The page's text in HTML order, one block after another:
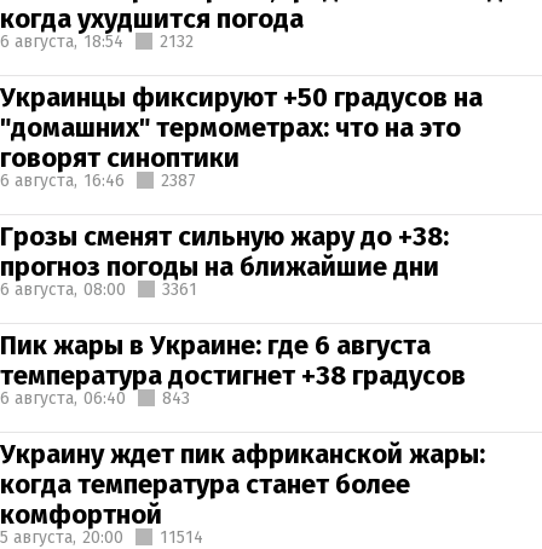
когда ухудшится погода
6 августа, 18:54 2132
Украинцы фиксируют +50 градусов на
"домашних" термометрах: что на это
говорят синоптики
6 августа, 16:46 2387
Грозы сменят сильную жару до +38:
прогноз погоды на ближайшие дни
6 августа, 08:00 3361
Пик жары в Украине: где 6 августа
температура достигнет +38 градусов
6 августа, 06:40 843
Украину ждет пик африканской жары:
когда температура станет более
комфортной
5 августа, 20:00 11514